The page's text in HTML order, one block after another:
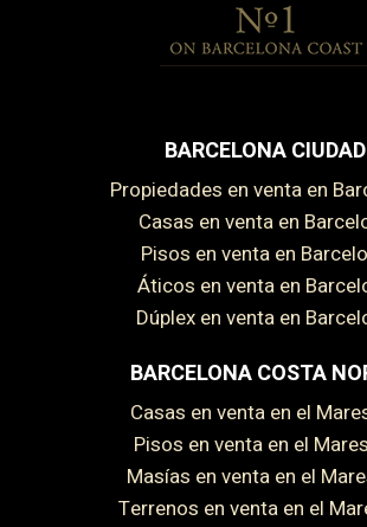
BARCELONA CIUDAD
Propiedades en venta en
Casas en venta en
Pisos en venta en
Áticos en venta en
Dúplex en venta en
BARCELONA COSTA
Casas en venta en el
Pisos en venta en el
Masías en venta en el
Terrenos en venta en el